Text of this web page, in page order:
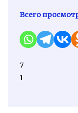
Всего
7
1